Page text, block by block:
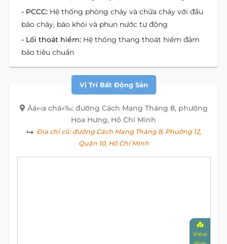
- PCCC: Hệ thống phòng cháy và chữa cháy với đầu
báo cháy, báo khói và phun nước tự động
- Lối thoát hiểm: Hệ thống thang thoát hiểm đảm
bảo tiêu chuẩn
Vị Trí Bất Động Sản
Äá»‹a chá»‰: đường Cách Mạng Tháng 8, phường
Hòa Hưng, Hồ Chí Minh
Địa chỉ cũ:đường Cách Mạng Tháng 8, Phường 12,
Quận 10, Hồ Chí Minh
View